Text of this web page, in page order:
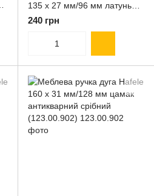
135 х 27 мм/96 мм латунь
полірований нікель
240 грн